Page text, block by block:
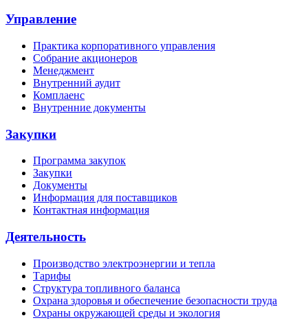
Управление
Практика корпоративного управления
Собрание акционеров
Менеджмент
Внутренний аудит
Комплаенс
Внутренние документы
Закупки
Программа закупок
Закупки
Документы
Информация для поставщиков
Контактная информация
Деятельность
Производство электроэнергии и тепла
Тарифы
Структура топливного баланса
Охрана здоровья и обеспечение безопасности труда
Охраны окружающей среды и экология